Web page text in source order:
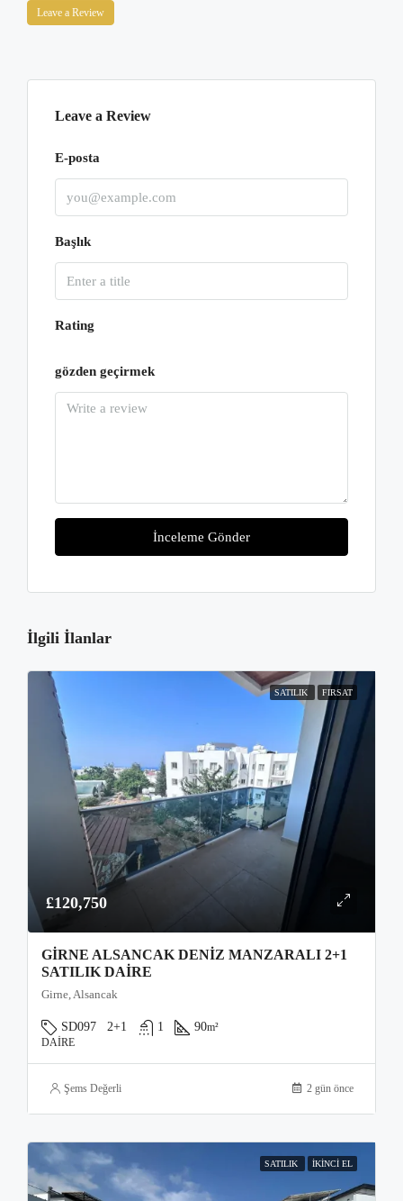
Leave a Review
Leave a Review
E-posta
Başlık
Rating
gözden geçirmek
İnceleme Gönder
İlgili İlanlar
SATILIK FIRSAT
£120,750
GIRNE ALSANCAK DENIZ MANZARALI 2+1
SATILIK DAIRE
Girne, Alsancak
SD097 2+1 1 90m²
DAIRE
Şems Değerli 2 gün önce
SATILIK İKINCI EL